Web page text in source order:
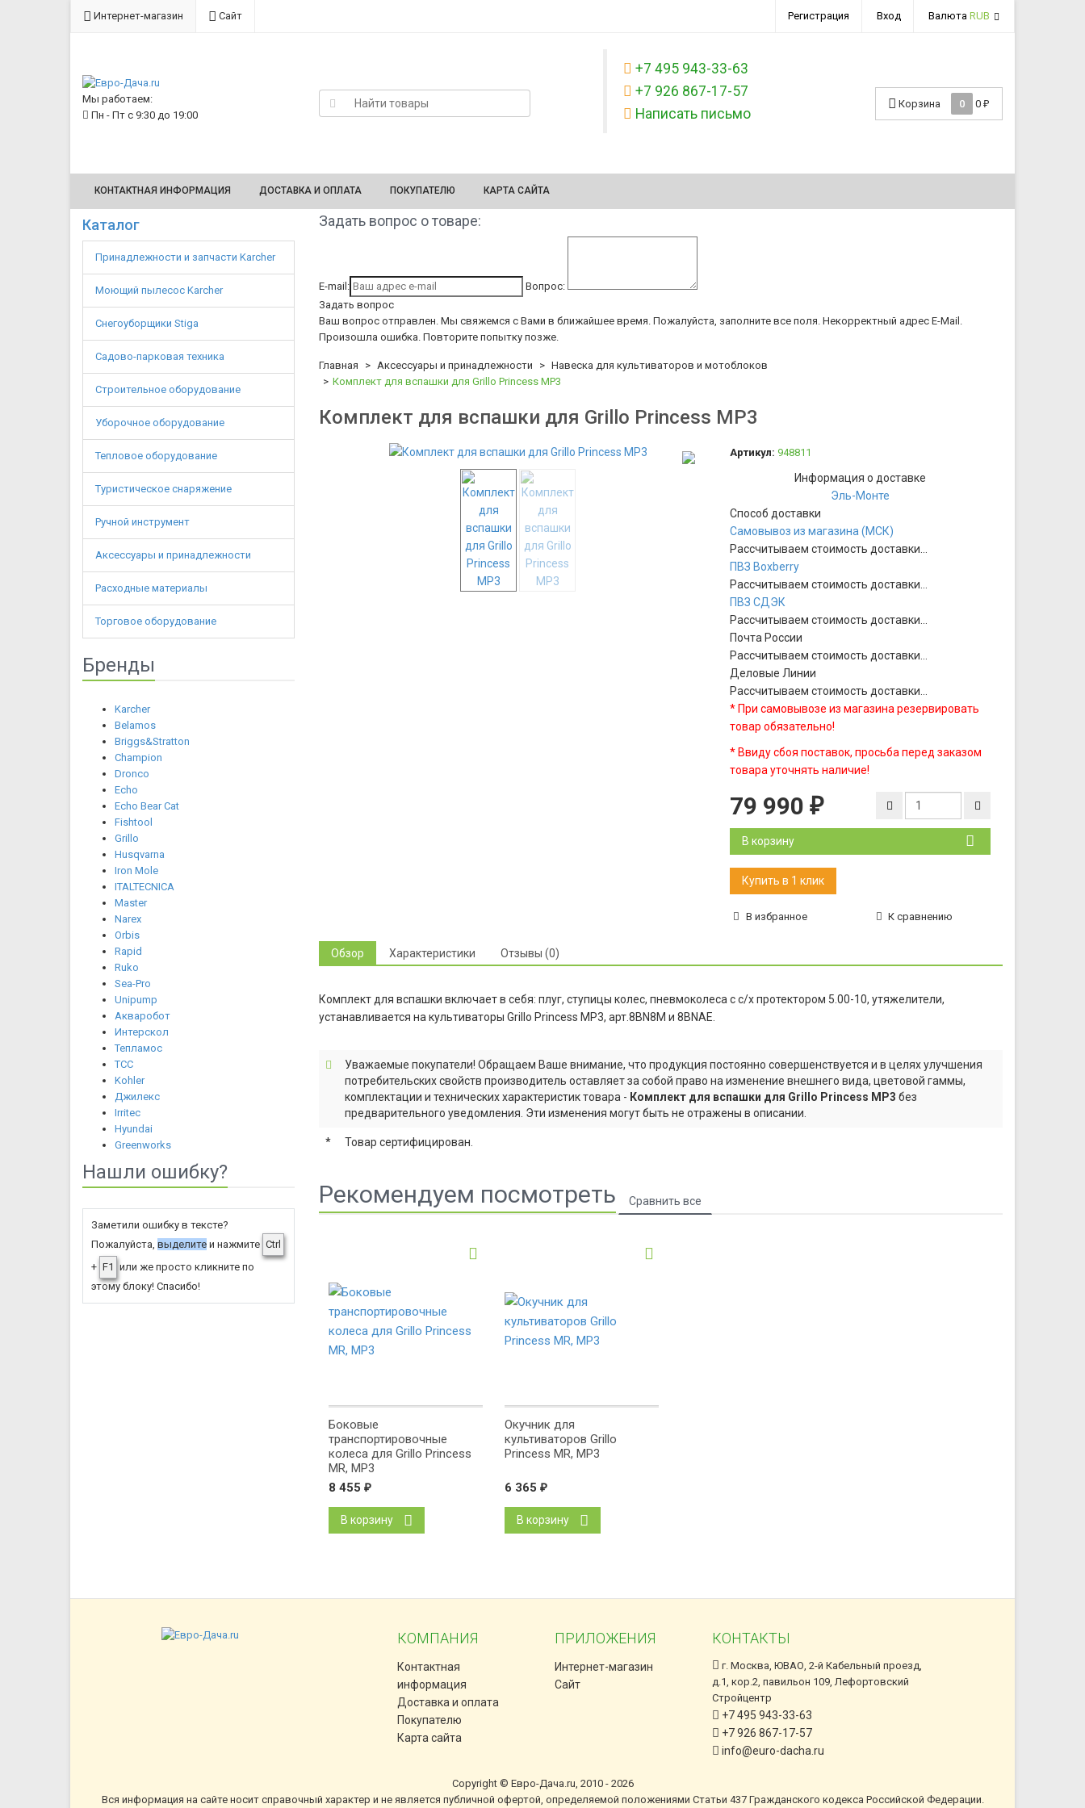
Интернет-магазин Сайт Регистрация Вход Валюта RUB
Мы работаем:
Пн - Пт с 9:30 до 19:00
+7 495 943-33-63
+7 926 867-17-57
Написать письмо
Корзина 0 0 ₽
КОНТАКТНАЯ ИНФОРМАЦИЯ ДОСТАВКА И ОПЛАТА ПОКУПАТЕЛЮ КАРТА САЙТА
Каталог
Принадлежности и запчасти Karcher
Моющий пылесос Karcher
Снегоуборщики Stiga
Садово-парковая техника
Строительное оборудование
Уборочное оборудование
Тепловое оборудование
Туристическое снаряжение
Ручной инструмент
Аксессуары и принадлежности
Расходные материалы
Торговое оборудование
Бренды
Karcher
Belamos
Briggs&Stratton
Champion
Dronco
Echo
Echo Bear Cat
Fishtool
Grillo
Husqvarna
Iron Mole
ITALTECNICA
Master
Narex
Orbis
Rapid
Ruko
Sea-Pro
Unipump
Акваробот
Интерскол
Тепламос
ТСС
Kohler
Джилекс
Irritec
Hyundai
Greenworks
Нашли ошибку?
Заметили ошибку в тексте?
Пожалуйста, выделите и нажмите Ctrl
+ F1 или же просто кликните по
этому блоку! Спасибо!
Задать вопрос о товаре:
E-mail:
Вопрос:
Задать вопрос
Ваш вопрос отправлен. Мы свяжемся с Вами в ближайшее время. Пожалуйста, заполните все поля. Некорректный адрес E-Mail.
Произошла ошибка. Повторите попытку позже.
Главная Аксессуары и принадлежности
Навеска для культиваторов и мотоблоков
Комплект для вспашки для Grillo Princess MP3
Комплект для вспашки для Grillo Princess MP3
Артикул: 948811
Информация о доставке
Эль-Монте
Способ доставки
Самовывоз из магазина (МСК)
Рассчитываем стоимость доставки...
ПВЗ Boxberry
Рассчитываем стоимость доставки...
ПВЗ СДЭК
Рассчитываем стоимость доставки...
Почта России
Рассчитываем стоимость доставки...
Деловые Линии
Рассчитываем стоимость доставки...
* При самовывозе из магазина резервировать
товар обязательно!
* Ввиду сбоя поставок, просьба перед заказом
товара уточнять наличие!
79 990 ₽
В корзину
В избранное К сравнению
Обзор Характеристики Отзывы (0)
Комплект для вспашки включает в себя: плуг, ступицы колес, пневмоколеса с с/х протектором 5.00-10, утяжелители,
устанавливается на культиваторы Grillo Princess MP3, арт.8BN8M и 8BNAE.
Уважаемые покупатели! Обращаем Ваше внимание, что продукция постоянно совершенствуется и в целях улучшения
потребительских свойств производитель оставляет за собой право на изменение внешнего вида, цветовой гаммы,
комплектации и технических характеристик товара - Комплект для вспашки для Grillo Princess MP3 без
предварительного уведомления. Эти изменения могут быть не отражены в описании.
* Товар сертифицирован.
Рекомендуем посмотреть
Боковые
транспортировочные
колеса для Grillo Princess
MR, MP3
8 455 ₽
В корзину
Окучник для
культиваторов Grillo
Princess MR, MP3
6 365 ₽
В корзину
КОМПАНИЯ
Контактная
информация
Доставка и оплата
Покупателю
Карта сайта
ПРИЛОЖЕНИЯ
Интернет-магазин
Сайт
КОНТАКТЫ
г. Москва, ЮВАО, 2-й Кабельный проезд,
д.1, кор.2, павильон 109, Лефортовский
Стройцентр
+7 495 943-33-63
+7 926 867-17-57
info@euro-dacha.ru
Copyright © Евро-Дача.ru, 2010 - 2026
Вся информация на сайте носит справочный характер и не является публичной офертой, определяемой положениями Статьи 437 Гражданского кодекса Российской Федерации.